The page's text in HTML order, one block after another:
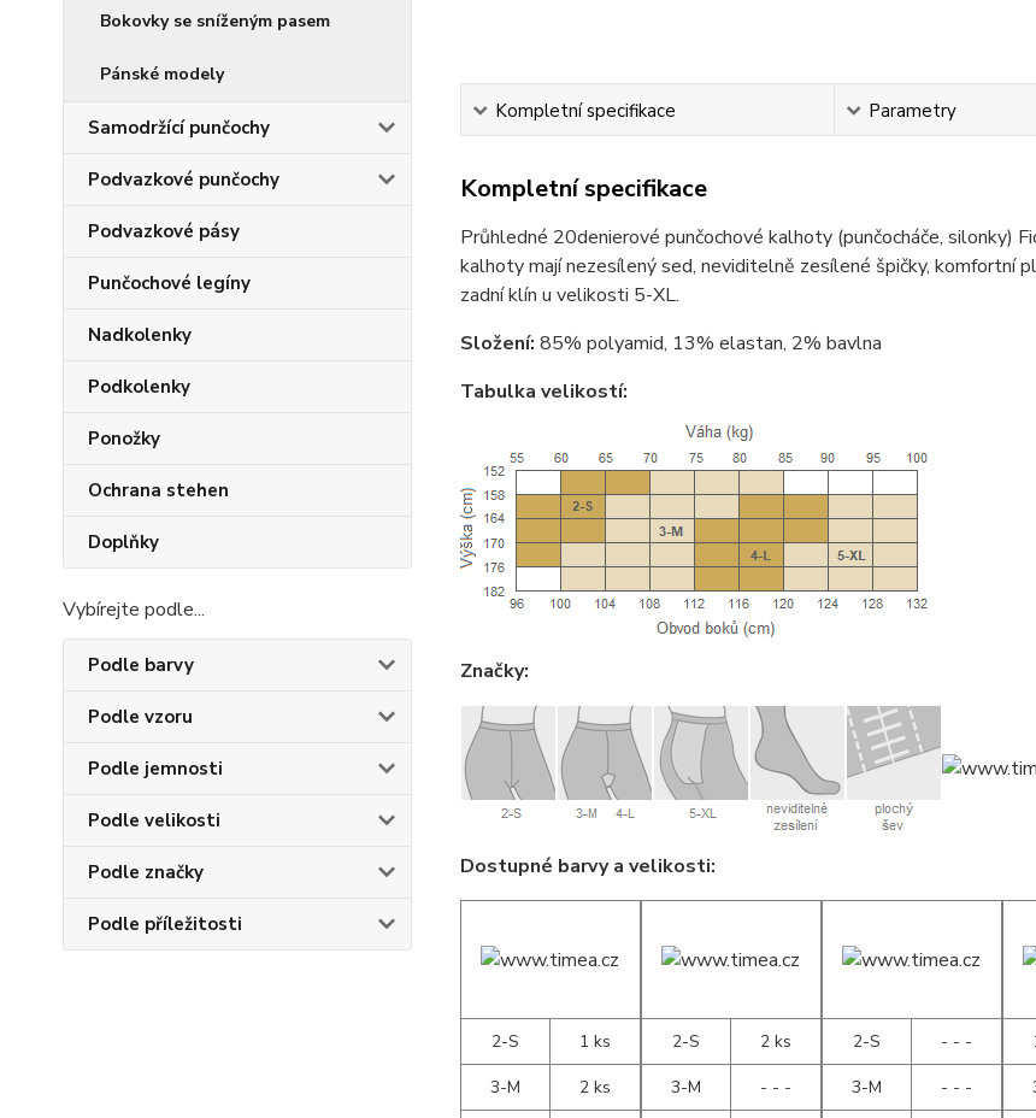
Bokovky se sníženým pasem
Pánské modely
Samodržící punčochy
Podvazkové punčochy
Podvazkové pásy
Punčochové legíny
Nadkolenky
Podkolenky
Ponožky
Ochrana stehen
Doplňky
Vybírejte podle...
Podle barvy
Podle vzoru
Podle jemnosti
Podle velikosti
Podle značky
Podle příležitosti
Kompletní specifikace Parametry
Kompletní specifikace
Průhledné 20denierové punčochové kalhoty (punčocháče, silonky)
kalhoty mají nezesílený sed, neviditelně zesílené špičky, komfortní
zadní klín u velikosti 5-XL.
Složení: 85% polyamid, 13% elastan, 2% bavlna
Tabulka velikostí:
Značky:
Dostupné barvy a velikosti:
2-S
1 ks
3-M
2 ks
2-S
2 ks
3-M
- - -
2-S
- - -
3-M
- - -